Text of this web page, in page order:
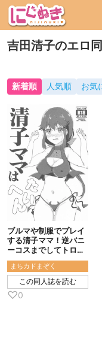
吉田清子のエロ
新着順 人気順 お気
ブルマや制服でプレイ
する清子ママ！逆バニ
ーコスまでしてトロ顔
を見せちゃう！
まちカドまぞく
この同人誌を読む
♡0